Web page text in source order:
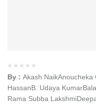
By : Akash NaikAnoucheka
HassanB. Udaya Kumar
Rama Subba Lakshmi